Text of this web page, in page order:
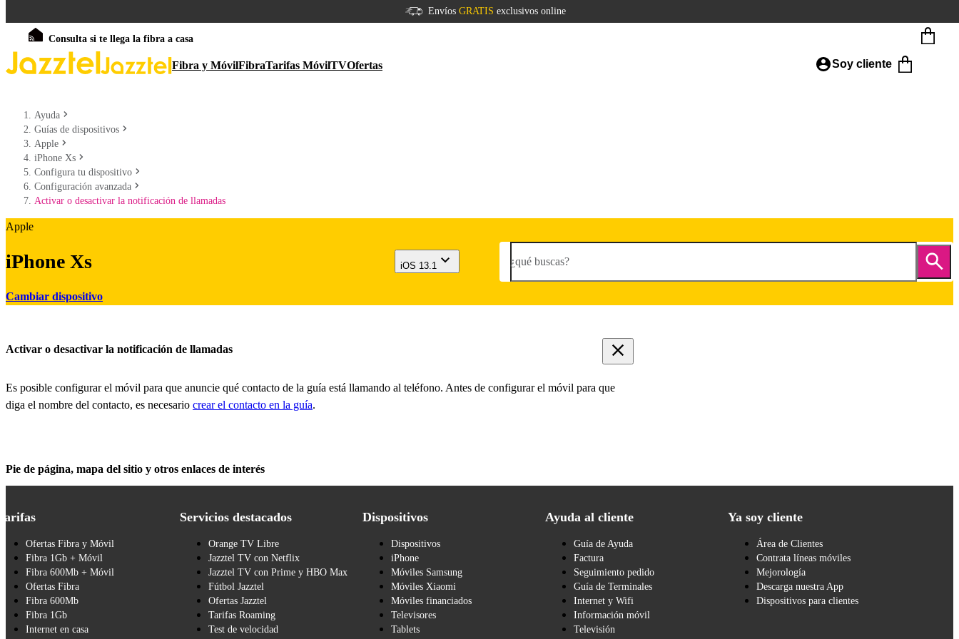
Envíos GRATIS exclusivos online
Consulta si te llega la fibra a casa
Fibra y MóvilFibraTarifas MóvilTVOfertas Soy cliente
Ayuda
Guías de dispositivos
Apple
iPhone Xs
Configura tu dispositivo
Configuración avanzada
Activar o desactivar la notificación de llamadas
Apple
iPhone Xs
Cambiar dispositivo
iOS 13.1 ¿qué buscas?
Activar o desactivar la notificación de llamadas
Es posible configurar el móvil para que anuncie qué contacto de la guía está llamando al teléfono. Antes de configurar el móvil para que
diga el nombre del contacto, es necesario crear el contacto en la guía.
Pie de página, mapa del sitio y otros enlaces de interés
Ofertas Fibra y Móvil
Fibra 1Gb + Móvil
Fibra 600Mb + Móvil
Ofertas Fibra
Fibra 600Mb
Fibra 1Gb
Internet en casa
Servicios destacados
Orange TV Libre
Jazztel TV con Netflix
Jazztel TV con Prime y HBO Max
Fútbol Jazztel
Ofertas Jazztel
Tarifas Roaming
Test de velocidad
Dispositivos
Dispositivos
iPhone
Móviles Samsung
Móviles Xiaomi
Móviles financiados
Televisores
Tablets
Ayuda al cliente
Guía de Ayuda
Factura
Seguimiento pedido
Guía de Terminales
Internet y Wifi
Información móvil
Televisión
Ya soy cliente
Área de Clientes
Contrata líneas móviles
Mejorología
Descarga nuestra App
Dispositivos para clientes